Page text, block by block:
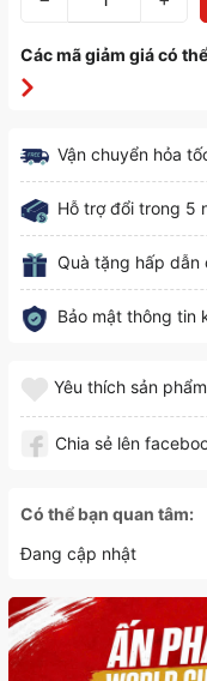
Các mã giảm giá có
Vận chuyển hỏa
Hỗ trợ đổi trong 5
Quà tặng hấp dẫn
Bảo mật thông tin
Yêu thích sản phẩm
Chia sẻ lên
Có thể bạn quan tâm:
Đang cập nhật